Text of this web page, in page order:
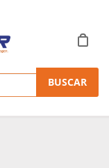
BUSCAR